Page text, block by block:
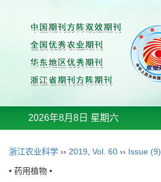
2026年8月8日 星期六
浙江农业科学 ›› 2019 Vol. 60 ›› Issue (9)
• 药用植物 •